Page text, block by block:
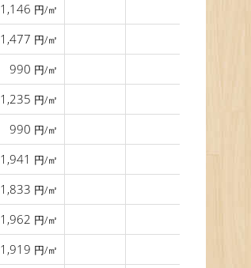
1,146 円/㎡
1,477 円/㎡
990 円/㎡
1,235 円/㎡
990 円/㎡
1,941 円/㎡
1,833 円/㎡
1,962 円/㎡
1,919 円/㎡